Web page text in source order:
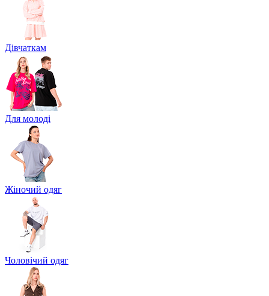
Дівчаткам
Для молоді
Жіночий одяг
Чоловічий одяг